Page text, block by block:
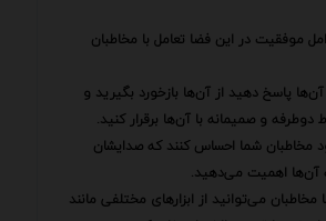
موفقیت در این فضا تعامل با مخاطبان
پاسخ دهید از آن‌ها بازخورد بگیرید و
و صمیمانه با آن‌ها برقرار کنید.
مخاطبان شما احساس کنند که صدایشان
اهمیت می‌دهید.
مخاطبان می‌توانید از ابزارهای مختلفی مانند